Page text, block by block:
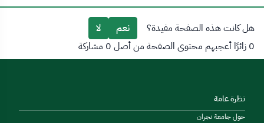
هل كانت هذه الصفحة مفيدة؟ نعم
لا
0 زائرًا أعجبهم محتوى الصفحة من أصل 0 مشاركة
نظرة عامة
حول جامعة نجران